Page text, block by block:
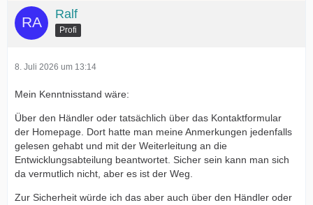
Ralf
Profi
8. Juli 2026 um 13:14
Mein Kenntnisstand wäre:
Über den Händler oder tatsächlich über das Kontaktformular
der Homepage. Dort hatte man meine Anmerkungen jedenfalls
gelesen gehabt und mit der Weiterleitung an die
Entwicklungsabteilung beantwortet. Sicher sein kann man sich
da vermutlich nicht, aber es ist der Weg.
Zur Sicherheit würde ich das aber auch über den Händler oder